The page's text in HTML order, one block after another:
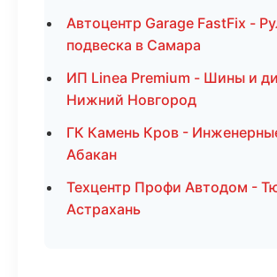
Автоцентр Garage FastFix -
подвеска в Самара
ИП Linea Premium - Шины и
Нижний Новгород
ГК Камень Кров -
Абакан
Техцентр Профи Автодом -
Астрахань